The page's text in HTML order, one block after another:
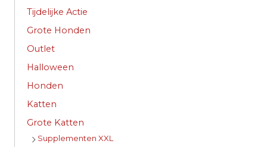
Tijdelijke Actie
Grote Honden
Outlet
Halloween
Honden
Katten
Grote Katten
Supplementen XXL